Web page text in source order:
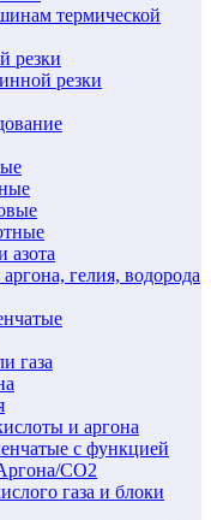
термической
резки
резки
азота
гелия, водорода
газа
и аргона
c функцией
СО2
газа и блоки